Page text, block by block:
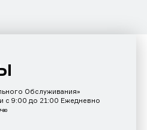
Обслуживания»
с 9:00 до 21:00 Ежедневно
80